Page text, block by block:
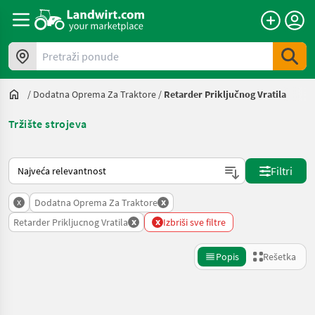
Pretraži ponude
/ Dodatna Oprema Za Traktore / Retarder Priključnog Vratila
Tržište strojeva
Tako se sortira na Landwirt.com
Filtri
x Dodatna Oprema Za Traktore x
Retarder Prikljucnog Vratila x x Izbriši sve filtre
Popis Rešetka